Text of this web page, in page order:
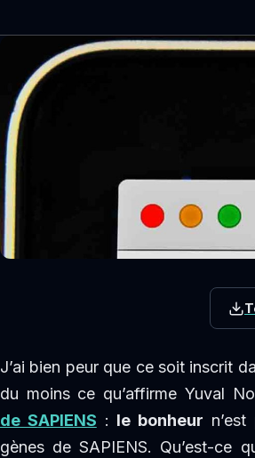
J’ai bien peur que ce soit inscrit
du moins ce qu’affirme Yuval
de SAPIENS : le bonheur
gènes de SAPIENS. Qu’est-ce